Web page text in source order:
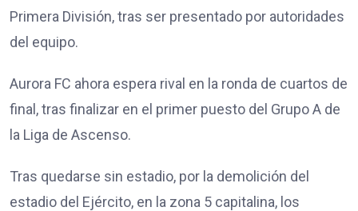
Primera División, tras ser presentado por autoridades
del equipo.
Aurora FC ahora espera rival en la ronda de cuartos de
final, tras finalizar en el primer puesto del Grupo A de
la Liga de Ascenso.
Tras quedarse sin estadio, por la demolición del
estadio del Ejército, en la zona 5 capitalina, los